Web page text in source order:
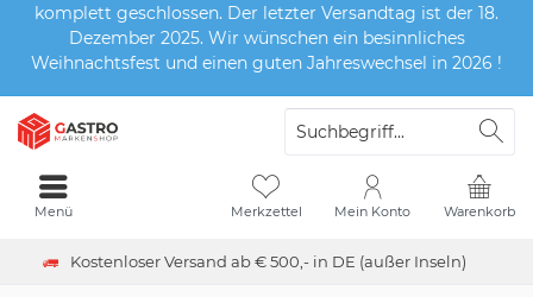
komplett geschlossen. Der letzter Versandtag ist der 18.
Dezember 2025. Wir wünschen ein besinnliches
Weihnachtsfest und einen guten Jahreswechsel in 2026 !
Kostenloser Versand ab € 500,- in DE (außer Inseln)
Warenkorb
Merkzettel Mein Konto
Menü